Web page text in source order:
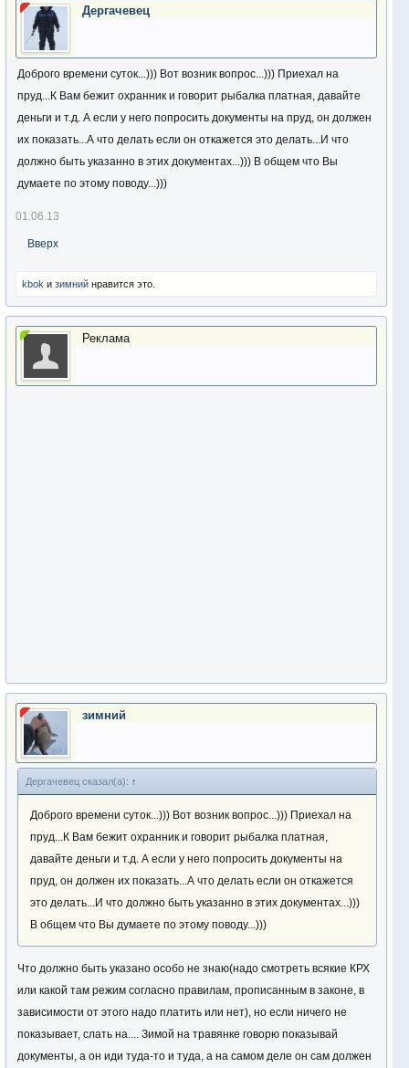
Дергачевец
Доброго времени суток...))) Вот возник вопрос...))) Приехал на
пруд...К Вам бежит охранник и говорит рыбалка платная, давайте
деньги и т.д. А если у него попросить документы на пруд, он должен
их показать...А что делать если он откажется это делать...И что
должно быть указанно в этих документах...))) В общем что Вы
думаете по этому поводу...)))
01.06.13
Вверх
kbok и зимний нравится это.
Реклама
зимний
Дергачевец сказал(а): ↑
Доброго времени суток...))) Вот возник вопрос...))) Приехал на
пруд...К Вам бежит охранник и говорит рыбалка платная,
давайте деньги и т.д. А если у него попросить документы на
пруд, он должен их показать...А что делать если он откажется
это делать...И что должно быть указанно в этих документах...)))
В общем что Вы думаете по этому поводу...)))
Что должно быть указано особо не знаю(надо смотреть всякие КРХ
или какой там режим согласно правилам, прописанным в законе, в
зависимости от этого надо платить или нет), но если ничего не
показывает, слать на.... Зимой на травянке говорю показывай
документы, а он иди туда-то и туда, а на самом деле он сам должен